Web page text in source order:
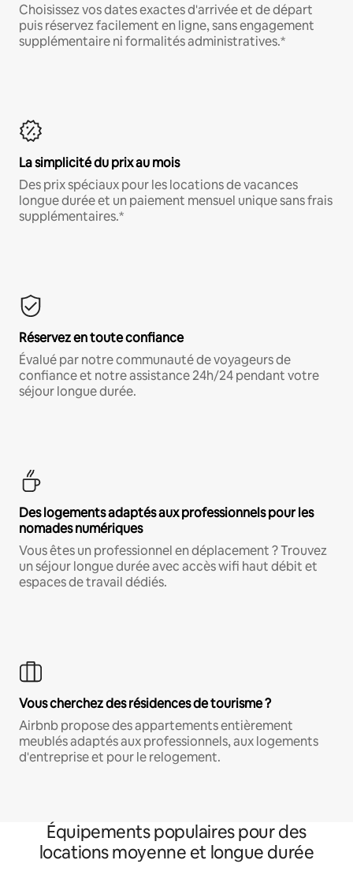
Choisissez vos dates exactes d'arrivée et de départ
puis réservez facilement en ligne, sans engagement
supplémentaire ni formalités administratives.*
La simplicité du prix au mois
Des prix spéciaux pour les locations de vacances
longue durée et un paiement mensuel unique sans frais
supplémentaires.*
Réservez en toute confiance
Évalué par notre communauté de voyageurs de
confiance et notre assistance 24h/24 pendant votre
séjour longue durée.
Des logements adaptés aux professionnels pour les
nomades numériques
Vous êtes un professionnel en déplacement ? Trouvez
un séjour longue durée avec accès wifi haut débit et
espaces de travail dédiés.
Vous cherchez des résidences de tourisme ?
Airbnb propose des appartements entièrement
meublés adaptés aux professionnels, aux logements
d'entreprise et pour le relogement.
Équipements populaires pour des
locations moyenne et longue durée